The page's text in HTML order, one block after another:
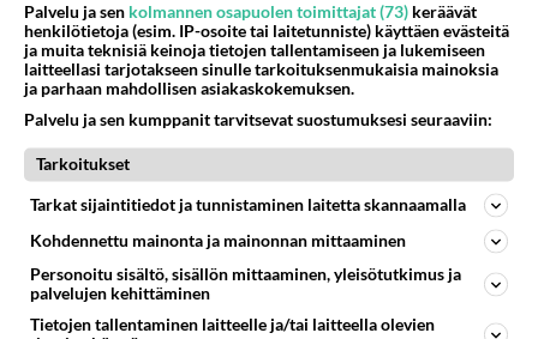
todenperäinen herja suunnattuna vain
vaakalukemaan tuijottaville kalorien laskijoille.
Painon koostumus on tärkein.
Muutos 90kg > 84kg johtui 30 cm:n paksusuolen
sulkemista.
Selvimmin lihaskadon havaitsi reisissä ja myös
Vyötärö ei ohentunut yhtään mutta yleisen
käsityksen mukaan "laihduin".
Palvelu ja sen kolmannen osapuolen toimittajat (73) keräävät
henkilötietoja (esim. IP-osoite tai laitetunniste) käyttäen evästeitä
ja muita teknisiä keinoja tietojen tallentamiseen ja lukemiseen
laitteellasi tarjotakseen sinulle tarkoituksenmukaisia mainoksia
ja parhaan mahdollisen asiakaskokemuksen.
Palvelu ja sen kumppanit tarvitsevat suostumuksesi seuraaviin:
Tarkoitukset
Tarkat sijaintitiedot ja tunnistaminen laitetta skannaamalla
Kohdennettu mainonta ja mainonnan mittaaminen
Personoitu sisältö, sisällön mittaaminen, yleisötutkimus ja
palvelujen kehittäminen
Tietojen tallentaminen laitteelle ja/tai laitteella olevien